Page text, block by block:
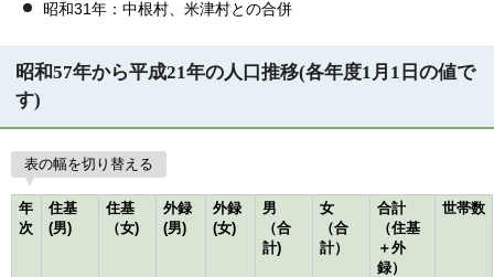
昭和31年：中根村、米津村との合併
昭和57年から平成21年の人口推移(各年度1月1日の値で
す)
表の幅を切り替える
年
次
住基
(男)
住基
（女)
外録
(男)
外録
(女)
男
（合
計)
女
（合
計）
合計
（住基
＋外
録）
世帯数